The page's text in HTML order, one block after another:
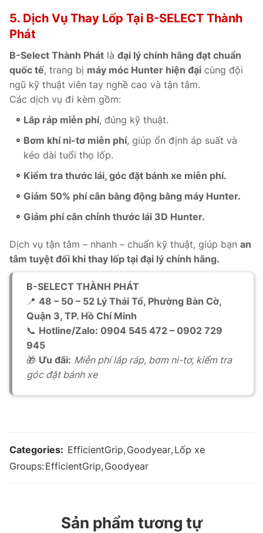
5. Dịch Vụ Thay Lốp Tại B-SELECT Thành
Phát
B-Select Thành Phát là đại lý chính hãng đạt chuẩn
quốc tế, trang bị máy móc Hunter hiện đại cùng đội
ngũ kỹ thuật viên tay nghề cao và tận tâm.
Các dịch vụ đi kèm gồm:
Lắp ráp miễn phí, đúng kỹ thuật.
Bơm khí ni-tơ miễn phí, giúp ổn định áp suất và
kéo dài tuổi thọ lốp.
Kiểm tra thước lái, góc đặt bánh xe miễn phí.
Giảm 50% phí cân bằng động bằng máy Hunter.
Giảm phí cân chỉnh thước lái 3D Hunter.
Dịch vụ tận tâm – nhanh – chuẩn kỹ thuật, giúp bạn an
tâm tuyệt đối khi thay lốp tại đại lý chính hãng.
B-SELECT THÀNH PHÁT
📍 48 – 50 – 52 Lý Thái Tổ, Phường Bàn Cờ,
Quận 3, TP. Hồ Chí Minh
📞 Hotline/Zalo: 0904 545 472 – 0902 729
945
🎁 Ưu đãi: Miễn phí lắp ráp, bơm ni-tơ, kiểm tra
góc đặt bánh xe
Categories: EfficientGrip, Goodyear, Lốp xe
Groups:EfficientGrip, Goodyear
Sản phẩm tương tự